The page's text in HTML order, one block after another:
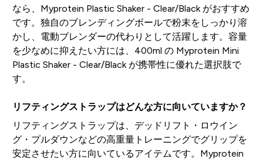
なら、Myprotein Plastic Shaker - Clear/Black がおすすめ
です。独自のブレンディングボールで粉末をしっかり溶
かし、電動ブレンダーの代わりとして活躍します。容量
を少なめに抑えたい方には、400ml の Myprotein Mini
Plastic Shaker - Clear/Black が携帯性に優れた選択肢で
す。
リフティングストラップはどんな方に向いていますか？
リフティングストラップは、デッドリフト・ロウイン
グ・プルダウンなどの高重量トレーニングでグリップを
安定させたい方に向いているアイテムです。Myprotein